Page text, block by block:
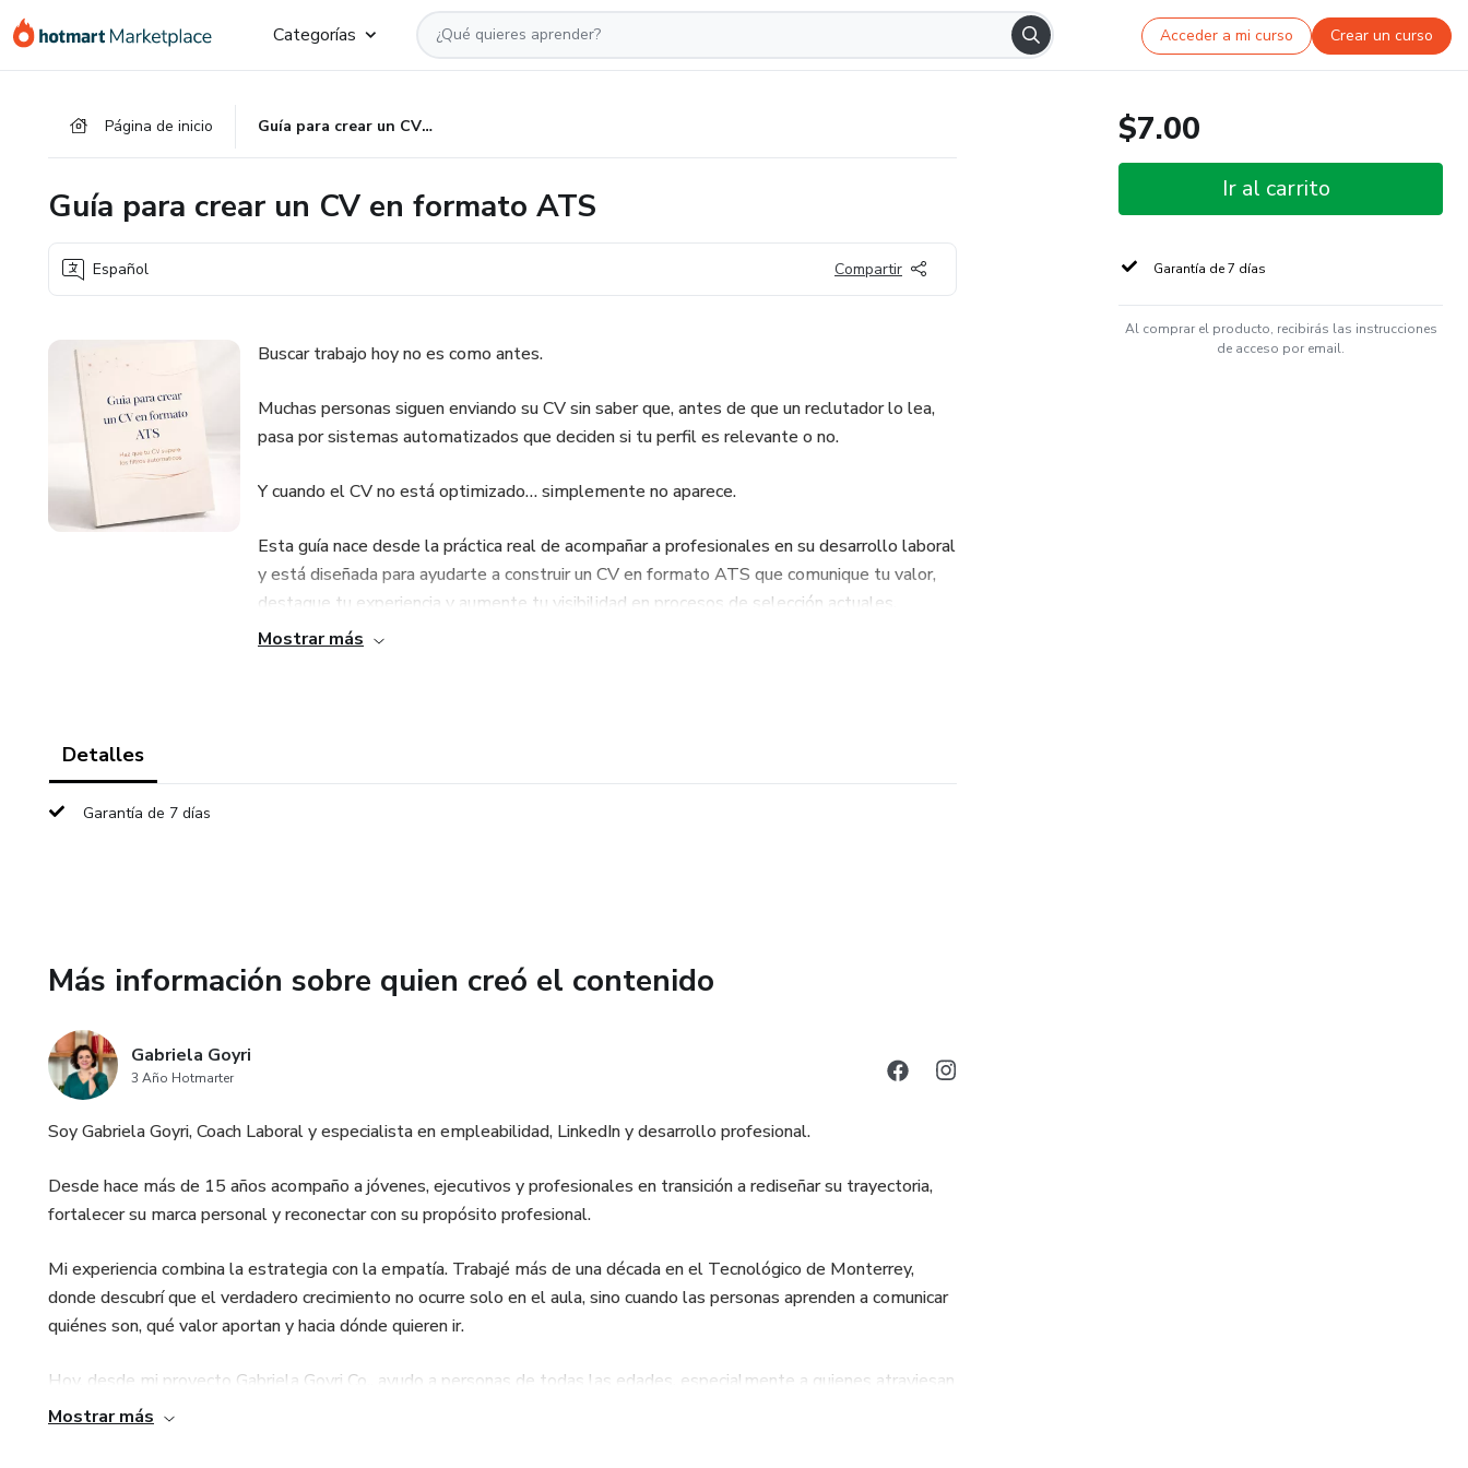
Categorías Acceder a mi curso Crear un curso
Página de inicio Guía para crear un CV en formato ATS
Guía para crear un CV en formato ATS
Español Compartir
Buscar trabajo hoy no es como antes.
Muchas personas siguen enviando su CV sin saber que, antes de que un reclutador lo lea,
pasa por sistemas automatizados que deciden si tu perfil es relevante o no.
Y cuando el CV no está optimizado… simplemente no aparece.
Esta guía nace desde la práctica real de acompañar a profesionales en su desarrollo laboral
y está diseñada para ayudarte a construir un CV en formato ATS que comunique tu valor,
destaque tu experiencia y aumente tu visibilidad en procesos de selección actuales.
✔ Principios clave de estructura, redacción y personalización para optimizar tu CV
Resumen profesional
Experiencia laboral
Educación
Habilidades
Mostrar más
Detalles
Garantía de 7 días
Más información sobre quien creó el contenido
Gabriela Goyri
3 Año Hotmarter
Soy Gabriela Goyri, Coach Laboral y especialista en empleabilidad, LinkedIn y desarrollo profesional.
Desde hace más de 15 años acompaño a jóvenes, ejecutivos y profesionales en transición a rediseñar su trayectoria,
fortalecer su marca personal y reconectar con su propósito profesional.
Mi experiencia combina la estrategia con la empatía. Trabajé más de una década en el Tecnológico de Monterrey,
donde descubrí que el verdadero crecimiento no ocurre solo en el aula, sino cuando las personas aprenden a comunicar
quiénes son, qué valor aportan y hacia dónde quieren ir.
Hoy, desde mi proyecto Gabriela Goyri Co., ayudo a personas de todas las edades, especialmente a quienes atraviesan
un cambio laboral después de los 40, a recuperar la claridad, la confianza y la dirección que necesitan para volver a
Mostrar más
$7.00
Ir al carrito
Garantía de 7 días
Al comprar el producto, recibirás las instrucciones
de acceso por email.